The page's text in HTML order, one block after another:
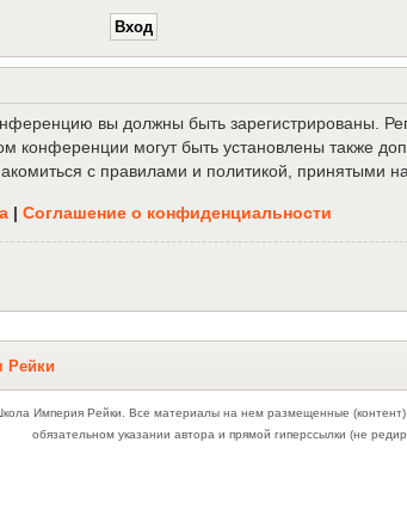
вы должны быть зарегистрированы.
конференции могут быть установлены также
с правилами и политикой, принятыми
| Соглашение о конфиденциальности
Рейки
Империя Рейки. Все материалы на нем размещенные
обязательном указании автора и прямой гиперссылки (не